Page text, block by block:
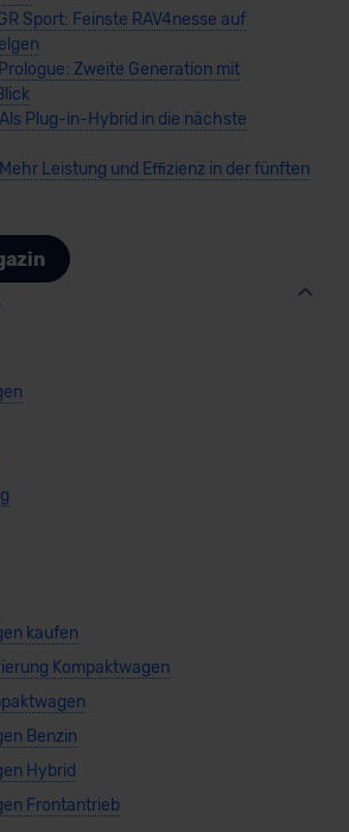
Sport: Feinste RAV4nesse auf
Zweite Generation mit
Plug-in-Hybrid in die nächste
Leistung und Effizienz in der fünften
kaufen
Kompaktwagen
Benzin
Hybrid
Frontantrieb